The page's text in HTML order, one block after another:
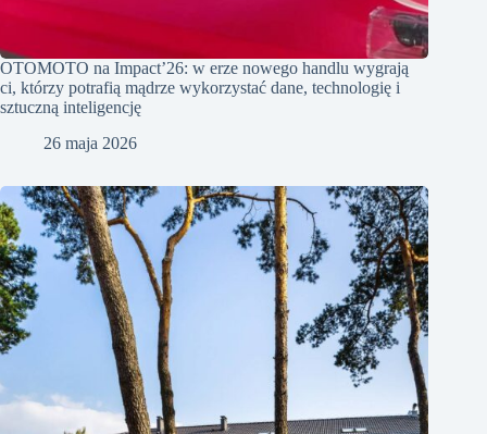
OTOMOTO na Impact’26: w erze nowego handlu wygrają
ci, którzy potrafią mądrze wykorzystać dane, technologię i
sztuczną inteligencję
26 maja 2026